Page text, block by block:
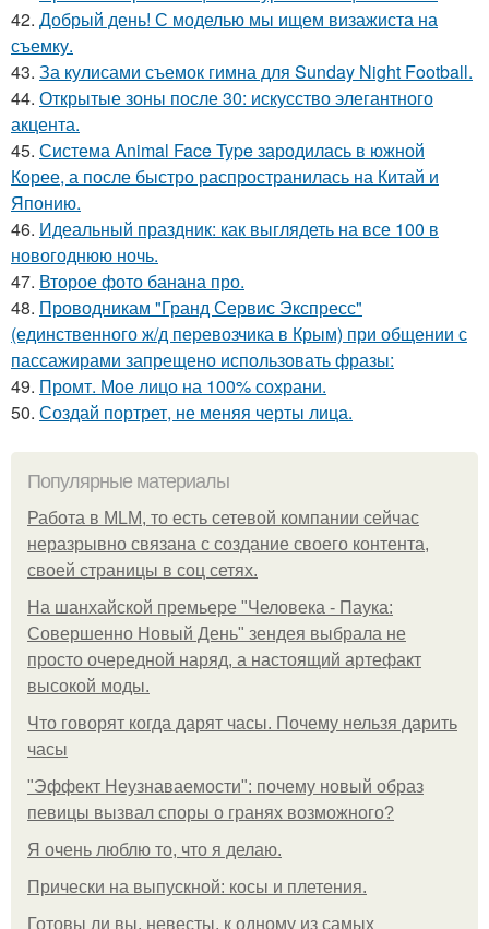
42. Добрый день! С моделью мы ищем визажиста на
съемку.
43. За кулисами съемок гимна для Sunday Night Football.
44. Открытые зоны после 30: искусство элегантного
акцента.
45. Система Animal Face Type зародилась в южной
Корее, а после быстро распространилась на Китай и
Японию.
46. Идеальный праздник: как выглядеть на все 100 в
новогоднюю ночь.
47. Второе фото банана про.
48. Проводникам "Гранд Сервис Экспресс"
(единственного ж/д перевозчика в Крым) при общении с
пассажирами запрещено использовать фразы:
49. Промт. Мое лицо на 100% сохрани.
50. Создай портрет, не меняя черты лица.
Популярные материалы
Работа в MLM, то есть сетевой компании сейчас
неразрывно связана с создание своего контента,
своей страницы в соц сетях.
На шанхайской премьере "Человека - Паука:
Совершенно Новый День" зендея выбрала не
просто очередной наряд, а настоящий артефакт
высокой моды.
Что говорят когда дарят часы. Почему нельзя дарить
часы
"Эффект Неузнаваемости": почему новый образ
певицы вызвал споры о гранях возможного?
Я очень люблю то, что я делаю.
Прически на выпускной: косы и плетения.
Готовы ли вы, невесты, к одному из самых